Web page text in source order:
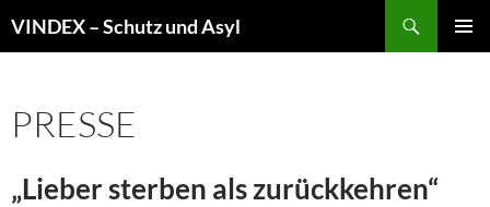
Inhalt
VINDEX – Schutz und Asyl
PRESSE
„Lieber sterben als zurückkehren“